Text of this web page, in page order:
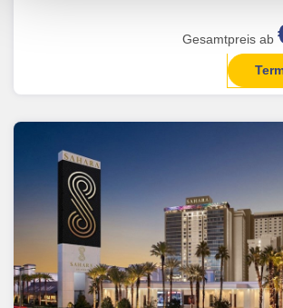
Gesamtpreis ab